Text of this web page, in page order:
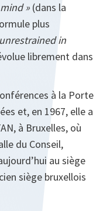
» (dans la
plus
in
librement dans
à la Porte
et, en 1967, elle a
à Bruxelles, où
du Conseil,
au siège
siège bruxellois